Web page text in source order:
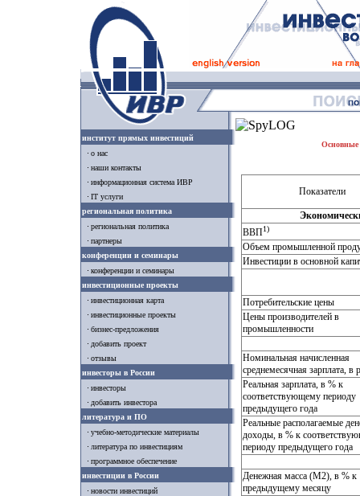
институт прямых инвестиций
о нас
наши контакты
информационная система ИВР
IT услуги
региональная политика
региональная политика
партнеры
конференции и семинары
конференции и семинары
инвестиционные проекты
инвестиционная карта
инвестиционные проекты
бизнес-предложения
добавить проект
отзывы
инвесторы в России
инвесторы
добавить инвестора
литература и ПО
учебно-методические материалы
литература по инвестициям
программное обеспечение
инвестиции в России
новости инвестиций
Основные
Показатели
ВВП1)
Объем промышленной
Инвестиции в основной
Потребительские цены
Цены производителей в
промышленности
Номинальная начисленная
среднемесячная зарплата, в
Реальная зарплата, в % к
соответствующему периоду
предыдущего года
Реальные располагаемые
доходы, в % к
периоду предыдущего года
Денежная масса (М2), в % к
предыдущему месяцу